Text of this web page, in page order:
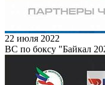
22 июля 2022
ВС по боксу "Байкал